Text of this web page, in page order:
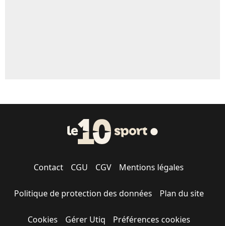
Contact CGU CGV Mentions légales
Politique de protection des données Plan du site
Cookies Gérer Utiq Préférences cookies